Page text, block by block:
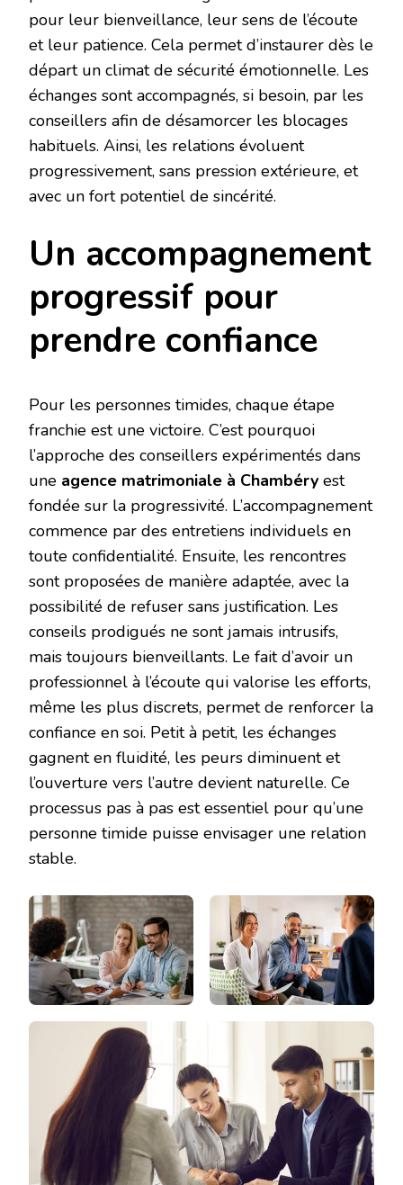
pour leur bienveillance, leur sens de l’écoute
et leur patience. Cela permet d’instaurer dès le
départ un climat de sécurité émotionnelle. Les
échanges sont accompagnés, si besoin, par les
conseillers afin de désamorcer les blocages
habituels. Ainsi, les relations évoluent
progressivement, sans pression extérieure, et
avec un fort potentiel de sincérité.
Un accompagnement
progressif pour
prendre confiance
Pour les personnes timides, chaque étape
franchie est une victoire. C’est pourquoi
l’approche des conseillers expérimentés dans
une agence matrimoniale à Chambéry est
fondée sur la progressivité. L’accompagnement
commence par des entretiens individuels en
toute confidentialité. Ensuite, les rencontres
sont proposées de manière adaptée, avec la
possibilité de refuser sans justification. Les
conseils prodigués ne sont jamais intrusifs,
mais toujours bienveillants. Le fait d’avoir un
professionnel à l’écoute qui valorise les efforts,
même les plus discrets, permet de renforcer la
confiance en soi. Petit à petit, les échanges
gagnent en fluidité, les peurs diminuent et
l’ouverture vers l’autre devient naturelle. Ce
processus pas à pas est essentiel pour qu’une
personne timide puisse envisager une relation
stable.